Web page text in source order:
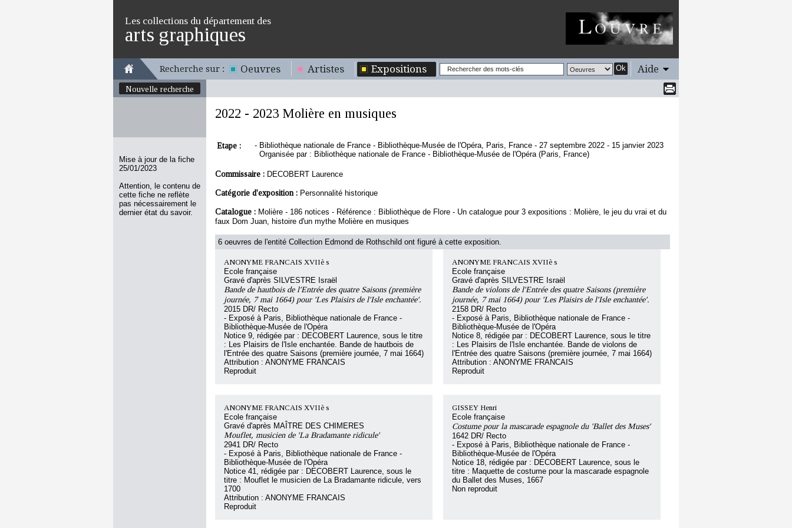
Les collections du département des
arts graphiques
Recherche sur : Oeuvres Artistes Expositions Ok Aide
Nouvelle recherche
Mise à jour de la fiche
25/01/2023
Attention, le contenu de
cette fiche ne reflète
pas nécessairement le
dernier état du savoir.
2022 - 2023 Molière en musiques
Etape : - Bibliothèque nationale de France - Bibliothèque-Musée de l'Opéra, Paris, France - 27 septembre 2022 - 15 janvier 2023
Organisée par : Bibliothèque nationale de France - Bibliothèque-Musée de l'Opéra (Paris, France)
Commissaire : DECOBERT Laurence
Catégorie d'exposition : Personnalité historique
Catalogue : Molière - 186 notices - Référence : Bibliothèque de Flore - Un catalogue pour 3 expositions : Molière, le jeu du vrai et du
faux Dom Juan, histoire d'un mythe Molière en musiques
6 oeuvres de l'entité Collection Edmond de Rothschild ont figuré à cette exposition.
ANONYME FRANCAIS XVIIè s
Ecole française
Gravé d'après SILVESTRE Israël
Bande de hautbois de l'Entrée des quatre Saisons (première
journée, 7 mai 1664) pour 'Les Plaisirs de l'Isle enchantée'.
2015 DR/ Recto
- Exposé à Paris, Bibliothèque nationale de France -
Bibliothèque-Musée de l'Opéra
Notice 9, rédigée par : DECOBERT Laurence, sous le titre
: Les Plaisirs de l'Isle enchantée. Bande de hautbois de
l'Entrée des quatre Saisons (première journée, 7 mai 1664)
Attribution : ANONYME FRANCAIS
Reproduit
ANONYME FRANCAIS XVIIè s
Ecole française
Gravé d'après SILVESTRE Israël
Bande de violons de l'Entrée des quatre Saisons (première
journée, 7 mai 1664) pour 'Les Plaisirs de l'Isle enchantée'.
2158 DR/ Recto
- Exposé à Paris, Bibliothèque nationale de France -
Bibliothèque-Musée de l'Opéra
Notice 8, rédigée par : DECOBERT Laurence, sous le titre
: Les Plaisirs de l'Isle enchantée. Bande de violons de
l'Entrée des quatre Saisons (première journée, 7 mai 1664)
Attribution : ANONYME FRANCAIS
Reproduit
ANONYME FRANCAIS XVIIè s
Ecole française
Gravé d'après MAÎTRE DES CHIMERES
Mouflet, musicien de 'La Bradamante ridicule'
2941 DR/ Recto
- Exposé à Paris, Bibliothèque nationale de France -
Bibliothèque-Musée de l'Opéra
Notice 41, rédigée par : DECOBERT Laurence, sous le
titre : Mouflet le musicien de La Bradamante ridicule, vers
1700
Attribution : ANONYME FRANCAIS
Reproduit
GISSEY Henri
Ecole française
Costume pour la mascarade espagnole du 'Ballet des Muses'
1642 DR/ Recto
- Exposé à Paris, Bibliothèque nationale de France -
Bibliothèque-Musée de l'Opéra
Notice 18, rédigée par : DECOBERT Laurence, sous le
titre : Maquette de costume pour la mascarade espagnole
du Ballet des Muses, 1667
Non reproduit